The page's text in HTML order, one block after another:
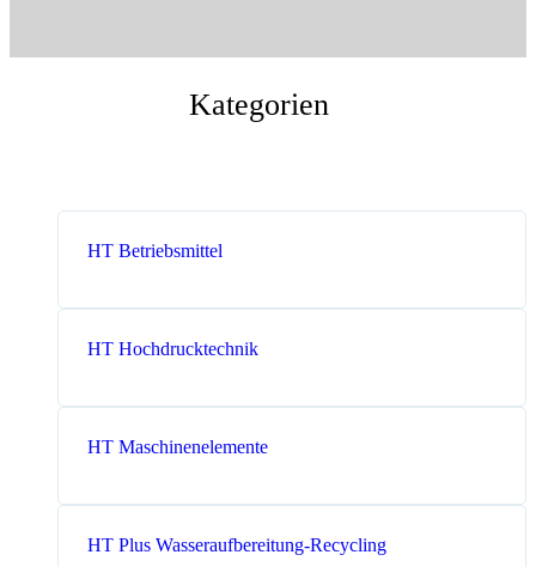
Kategorien
HT Betriebsmittel
HT Hochdrucktechnik
HT Maschinenelemente
HT Plus Wasseraufbereitung-Recycling